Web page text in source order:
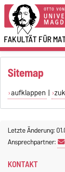
FAKULTÄT FÜR
Sitemap
aufklappen |
Letzte Änderung:
Ansprechpartner:
KONTAKT